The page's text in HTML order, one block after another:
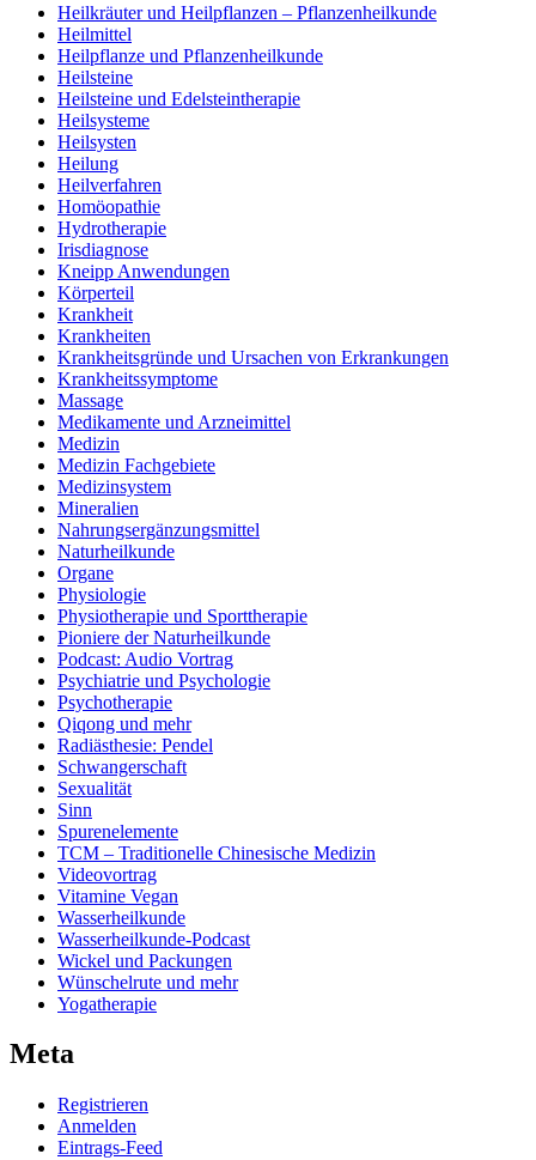
Heilkräuter und Heilpflanzen – Pflanzenheilkunde
Heilmittel
Heilpflanze und Pflanzenheilkunde
Heilsteine
Heilsteine und Edelsteintherapie
Heilsysteme
Heilsysten
Heilung
Heilverfahren
Homöopathie
Hydrotherapie
Irisdiagnose
Kneipp Anwendungen
Körperteil
Krankheit
Krankheiten
Krankheitsgründe und Ursachen von Erkrankungen
Krankheitssymptome
Massage
Medikamente und Arzneimittel
Medizin
Medizin Fachgebiete
Medizinsystem
Mineralien
Nahrungsergänzungsmittel
Naturheilkunde
Organe
Physiologie
Physiotherapie und Sporttherapie
Pioniere der Naturheilkunde
Podcast: Audio Vortrag
Psychiatrie und Psychologie
Psychotherapie
Qiqong und mehr
Radiästhesie: Pendel
Schwangerschaft
Sexualität
Sinn
Spurenelemente
TCM – Traditionelle Chinesische Medizin
Videovortrag
Vitamine Vegan
Wasserheilkunde
Wasserheilkunde-Podcast
Wickel und Packungen
Wünschelrute und mehr
Yogatherapie
Meta
Registrieren
Anmelden
Eintrags-Feed